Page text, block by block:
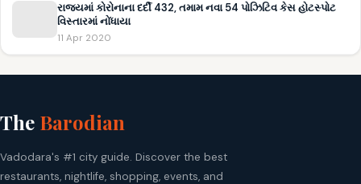
રાજ્યમાં કોરોનાના દર્દી 432, તમામ નવા 54 પોઝિટિવ કેસ હોટસ્પોટ
વિસ્તારમાં નોંધાયા
11 Apr 2020
The Barodian
Vadodara's #1 city guide. Discover the best
restaurants, nightlife, shopping, events, and